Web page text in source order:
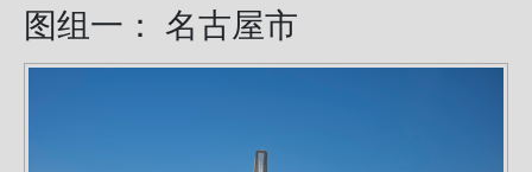
图组一： 名古屋市